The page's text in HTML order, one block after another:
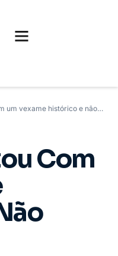
um vexame histórico e não…
Com